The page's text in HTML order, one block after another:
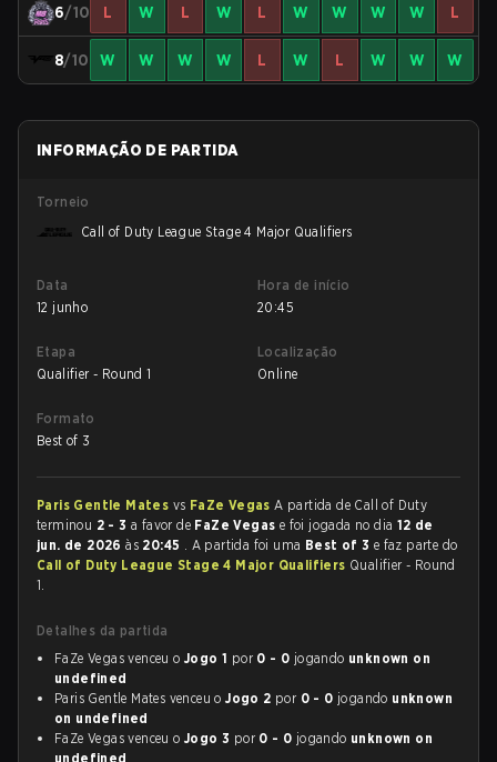
6/10 L W L W L W W W W L
8/10 W W W W L W L W W W
INFORMAÇÃO DE PARTIDA
Torneio
Call of Duty League Stage 4 Major Qualifiers
Data
12 junho
Hora de início
20:45
Etapa
Qualifier - Round 1
Localização
Online
Formato
Best of 3
Paris Gentle Mates vs FaZe VegasA partida de Call of Duty
terminou 2 - 3 a favor de FaZe Vegas e foi jogada no dia 12 de
jun. de 2026às 20:45 . A partida foi uma Best of 3 e faz parte do
Call of Duty League Stage 4 Major Qualifiers Qualifier - Round
1.
Detalhes da partida
FaZe Vegas venceu o Jogo 1 por 0 - 0 jogando unknown on
undefined
Paris Gentle Mates venceu oJogo 2 por 0 - 0 jogando unknown
on undefined
FaZe Vegas venceu o Jogo 3 por 0 - 0 jogando unknown on
undefined